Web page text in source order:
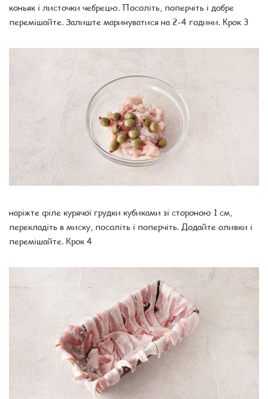
коньяк і листочки чебрецю. Посоліть, поперчіть і добре
перемішайте. Залиште маринуватися на 2-4 години. Крок 3
наріжте філе курячої грудки кубиками зі стороною 1 см,
перекладіть в миску, посоліть і поперчіть. Додайте оливки і
перемішайте. Крок 4